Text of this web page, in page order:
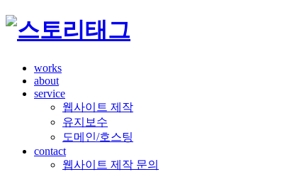
works
about
service
웹사이트 제작
유지보수
도메인/호스팅
contact
웹사이트 제작 문의